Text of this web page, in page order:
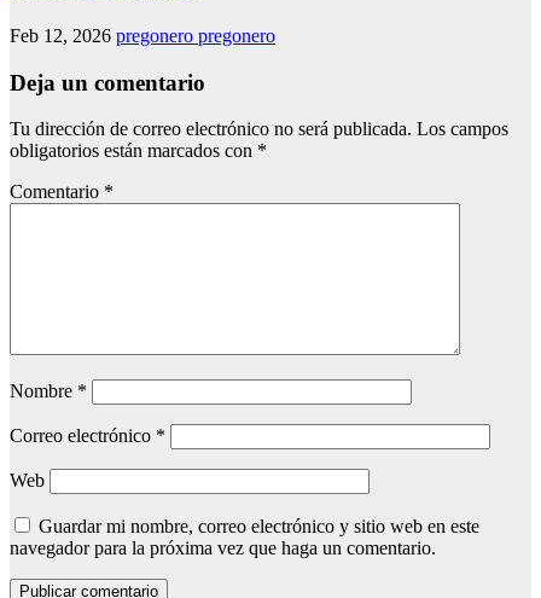
Feb 12, 2026 pregonero pregonero
Deja un comentario
Tu dirección de correo electrónico no será publicada. Los campos
obligatorios están marcados con *
Comentario *
Nombre *
Correo electrónico *
Web
Guardar mi nombre, correo electrónico y sitio web en este
navegador para la próxima vez que haga un comentario.